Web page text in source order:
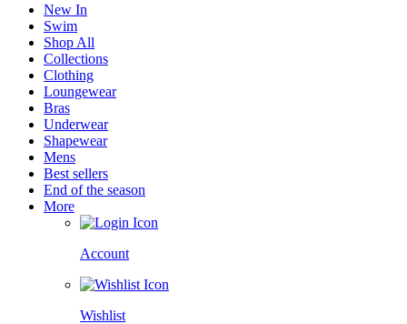
New In
Swim
Shop All
Collections
Clothing
Loungewear
Bras
Underwear
Shapewear
Mens
Best sellers
End of the season
More
Account
Wishlist